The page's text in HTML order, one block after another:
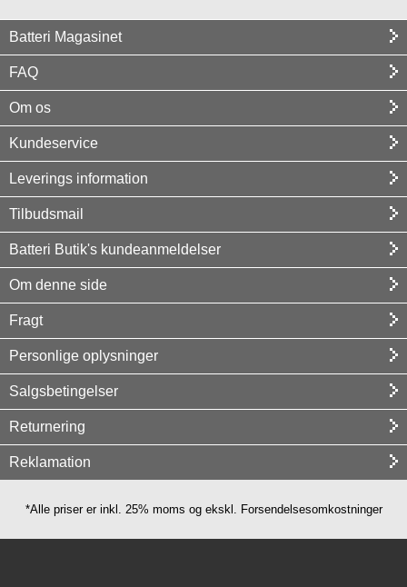
Batteri Magasinet
FAQ
Om os
Kundeservice
Leverings information
Tilbudsmail
Batteri Butik's kundeanmeldelser
Om denne side
Fragt
Personlige oplysninger
Salgsbetingelser
Returnering
Reklamation
*Alle priser er inkl. 25% moms og ekskl. Forsendelsesomkostninger